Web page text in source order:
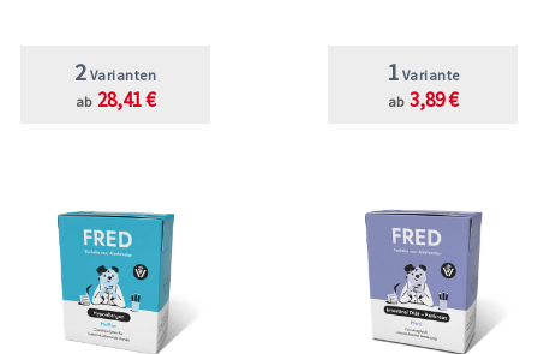
2 Varianten
ab 28,41 €
1 Variante
ab 3,89 €